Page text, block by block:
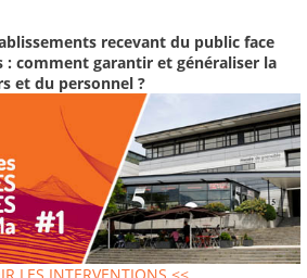
recevant du public face
: comment garantir et généraliser la
et du personnel ?